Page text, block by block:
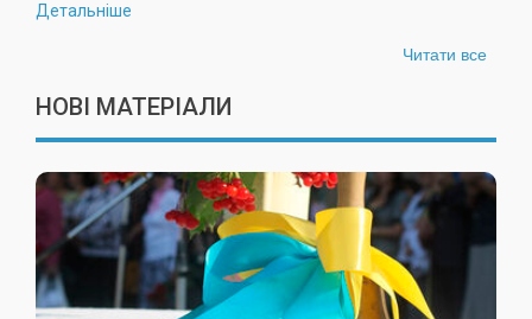
Детальніше
Читати все
НОВІ МАТЕРІАЛИ